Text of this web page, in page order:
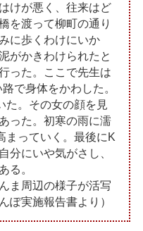
けが悪く、往来はど
を渡って柳町の通り
に歩くわけにいか
がかきわけられたと
った。ここで先生は
で身体をかわした。
た。その女の顔を見
った。初寒の雨に濡
まっていく。最後にK
分にいや気がさし、
る。
ま周辺の様子が活写
ぽ実施報告書より）